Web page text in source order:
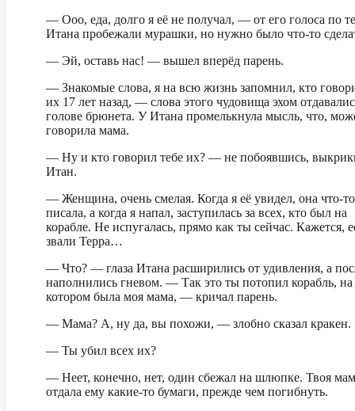
— Ооо, еда, долго я её не получал, — от его голоса по
Итана пробежали мурашки, но нужно было что-то
— Эй, оставь нас! — вышел вперёд парень.
— Знакомые слова, я на всю жизнь запомнил, кто
их 17 лет назад, — слова этого чудовища эхом
голове брюнета. У Итана промелькнула мысль, что,
говорила мама.
— Ну и кто говорил тебе их? — не побоявшись,
Итан.
— Женщина, очень смелая. Когда я её увидел, она что-то
писала, а когда я напал, заступилась за всех, кто был на
корабле. Не испугалась, прямо как ты сейчас. Кажется,
звали Терра…
— Что? — глаза Итана расширились от удивления, а
наполнились гневом. — Так это ты потопил корабль, на
котором была моя мама, — кричал парень.
— Мама? А, ну да, вы похожи, — злобно сказал кракен.
— Ты убил всех их?
— Неет, конечно, нет, один сбежал на шлюпке. Твоя
отдала ему какие-то бумаги, прежде чем погибнуть.